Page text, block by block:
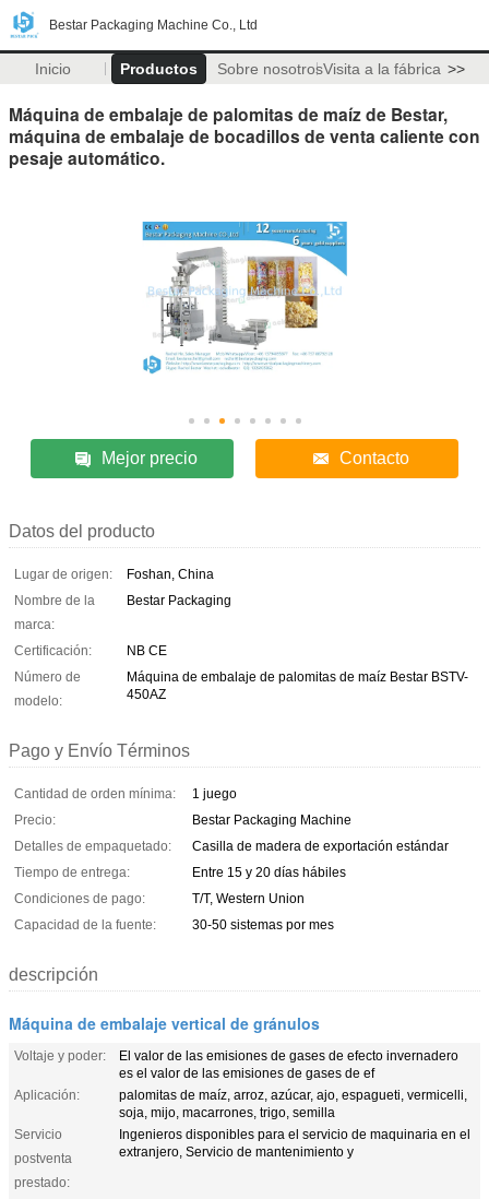
Bestar Packaging Machine Co., Ltd
Inicio Productos Sobre nosotrosVisita a la fábrica >>
Máquina de embalaje de palomitas de maíz de Bestar,
máquina de embalaje de bocadillos de venta caliente con
pesaje automático.
Mejor precio Contacto
Datos del producto
Lugar de origen:
Foshan, China
Nombre de la
marca:
Bestar Packaging
Certificación:
NB CE
Número de
modelo:
Máquina de embalaje de palomitas de maíz Bestar BSTV-
450AZ
Pago y Envío Términos
Cantidad de orden mínima:
1 juego
Precio:
Bestar Packaging Machine
Detalles de empaquetado:
Casilla de madera de exportación estándar
Tiempo de entrega:
Entre 15 y 20 días hábiles
Condiciones de pago:
T/T, Western Union
Capacidad de la fuente:
30-50 sistemas por mes
descripción
Máquina de embalaje vertical de gránulos
Voltaje y poder:
El valor de las emisiones de gases de efecto invernadero
es el valor de las emisiones de gases de ef
Aplicación:
palomitas de maíz, arroz, azúcar, ajo, espagueti, vermicelli,
soja, mijo, macarrones, trigo, semilla
Servicio
postventa
prestado:
Ingenieros disponibles para el servicio de maquinaria en el
extranjero, Servicio de mantenimiento y